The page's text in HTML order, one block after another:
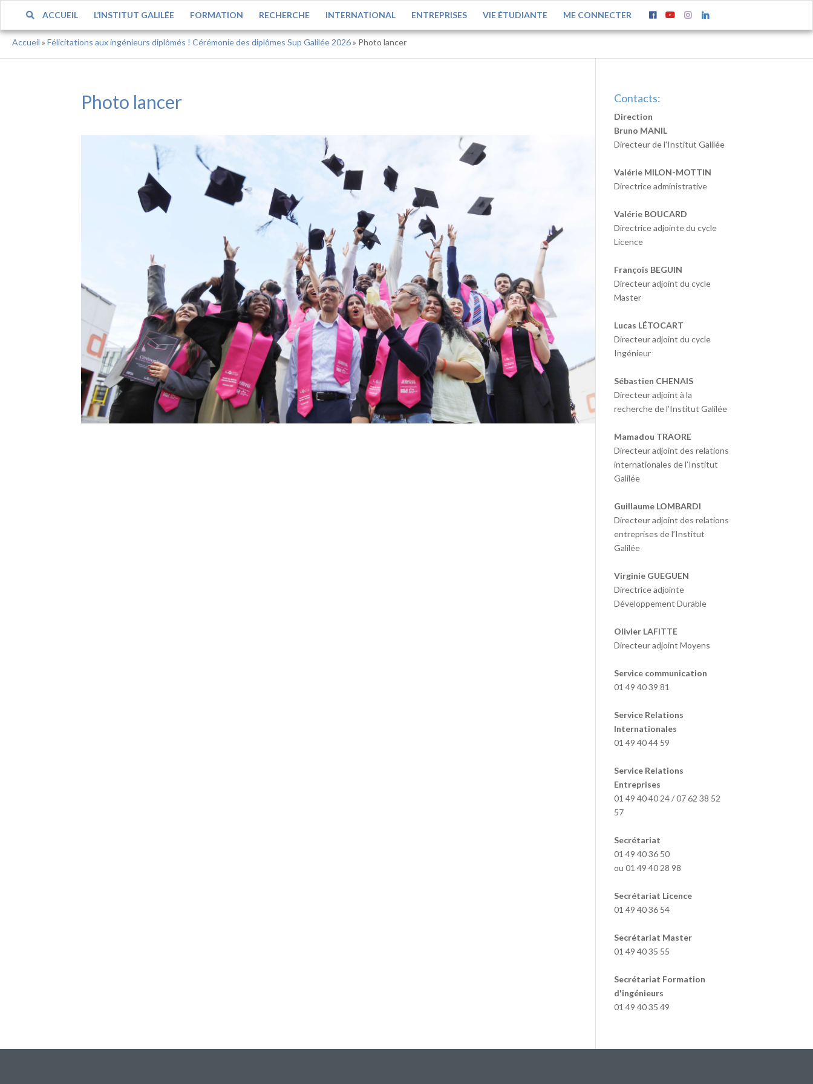
ACCUEIL L’INSTITUT GALILÉE FORMATION RECHERCHE INTERNATIONAL ENTREPRISES VIE ÉTUDIANTE ME CONNECTER
Accueil » Félicitations aux ingénieurs diplômés ! Cérémonie des diplômes Sup Galilée 2026» Photo lancer
Photo lancer Contacts:
Direction
Bruno MANIL
Directeur de l'Institut Galilée
Valérie MILON-MOTTIN
Directrice administrative
Valérie BOUCARD
Directrice adjointe du cycle
Licence
François BEGUIN
Directeur adjoint du cycle
Master
Lucas LÉTOCART
Directeur adjoint du cycle
Ingénieur
Sébastien CHENAIS
Directeur adjoint à la
recherche de l’Institut Galilée
Mamadou TRAORE
Directeur adjoint des relations
internationales de l’Institut
Galilée
Guillaume LOMBARDI
Directeur adjoint des relations
entreprises de l’Institut
Galilée
Virginie GUEGUEN
Directrice adjointe
Développement Durable
Olivier LAFITTE
Directeur adjoint Moyens
Service communication
01 49 40 39 81
Service Relations
Internationales
01 49 40 44 59
Service Relations
Entreprises
01 49 40 40 24 / 07 62 38 52
57
Secrétariat
01 49 40 36 50
ou 01 49 40 28 98
Secrétariat Licence
01 49 40 36 54
Secrétariat Master
01 49 40 35 55
Secrétariat Formation
d'ingénieurs
01 49 40 35 49